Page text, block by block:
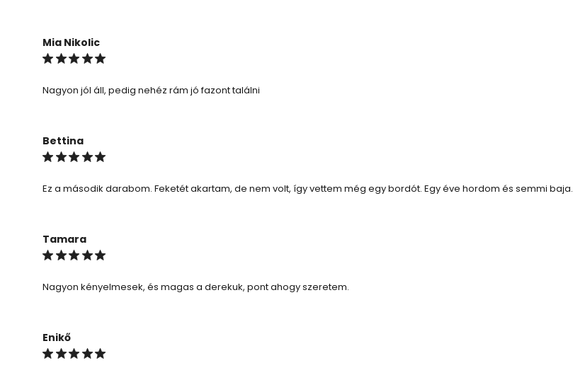
Mia Nikolic
Nagyon jól áll, pedig nehéz rám jó fazont találni
Bettina
Ez a második darabom. Feketét akartam, de nem volt, így vettem még egy bordót. Egy éve hordom és semmi baja.
Tamara
Nagyon kényelmesek, és magas a derekuk, pont ahogy szeretem.
Enikő